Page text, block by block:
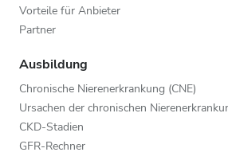
Vorteile für Anbieter
Partner
Ausbildung
Chronische Nierenerkrankung (CNE)
Ursachen der chronischen
CKD-Stadien
GFR-Rechner